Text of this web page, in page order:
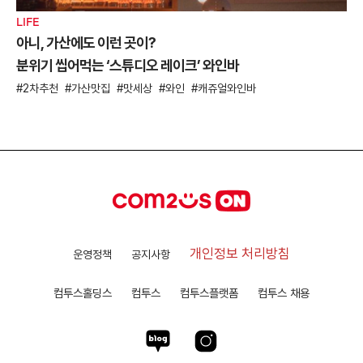
LIFE
아니, 가산에도 이런 곳이?
분위기 씹어먹는 ‘스튜디오 레이크’ 와인바
2차추천 가산맛집 맛세상 와인 캐쥬얼와인바
운영정책 공지사항 개인정보 처리방침
컴투스홀딩스 컴투스 컴투스플랫폼 컴투스 채용